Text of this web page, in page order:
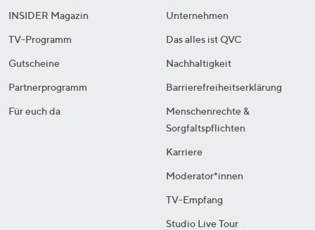
INSIDER Magazin
TV-Programm
Gutscheine
Partnerprogramm
Für euch da
Unternehmen
Das alles ist QVC
Nachhaltigkeit
Barrierefreiheitserklärung
Menschenrechte &
Sorgfaltspflichten
Karriere
Moderator*innen
TV-Empfang
Studio Live Tour